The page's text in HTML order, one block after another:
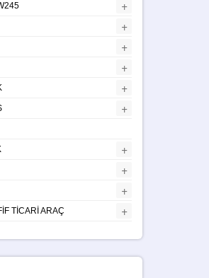
+
+
+
+
+
+
+
+
+
TİCARİ ARAÇ +